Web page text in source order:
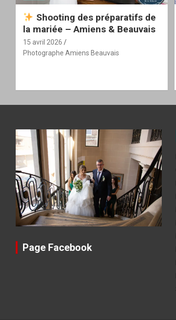
Shooting des préparatifs de
la mariée – Amiens & Beauvais
15 avril 2026
Photographe Amiens Beauvais
Page Facebook